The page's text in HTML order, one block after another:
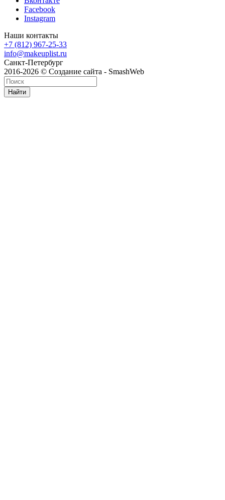
Facebook
Instagram
Наши контакты
+7 (812) 967-25-33
info@makeuplist.ru
Санкт-Петербург
2016-2026 © Создание сайта - SmashWeb
Найти